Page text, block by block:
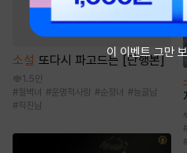
소설 또다시 파고드는 [단행본]
1.5만
#철벽녀 #운명적사랑 #순정녀 #능글남
#직진남
이 이벤트 그만